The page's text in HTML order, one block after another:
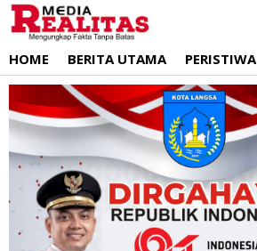
Lewati
ke
HOME BERITA UTAMA PERISTIWA